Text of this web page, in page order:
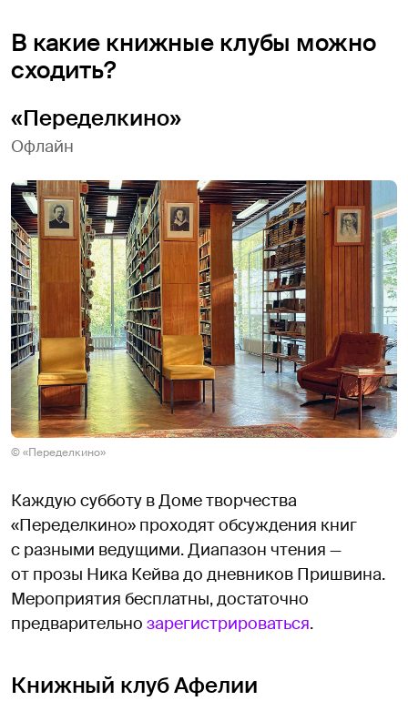
В какие книжные клубы можно
сходить?
«Переделкино»
Офлайн
© «Переделкино»
Каждую субботу в Доме творчества
«Переделкино» проходят обсуждения книг
с разными ведущими. Диапазон чтения —
от прозы Ника Кейва до дневников Пришвина.
Мероприятия бесплатны, достаточно
предварительно зарегистрироваться.
Книжный клуб Афелии